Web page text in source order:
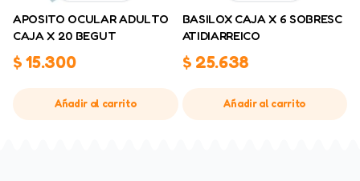
APOSITO OCULAR ADULTO
CAJA X 20 BEGUT
$15.300
Añadir al carrito
BASILOX CAJA X 6 SOBRESC
ATIDIARREICO
$ 25.638
Añadir al carrito